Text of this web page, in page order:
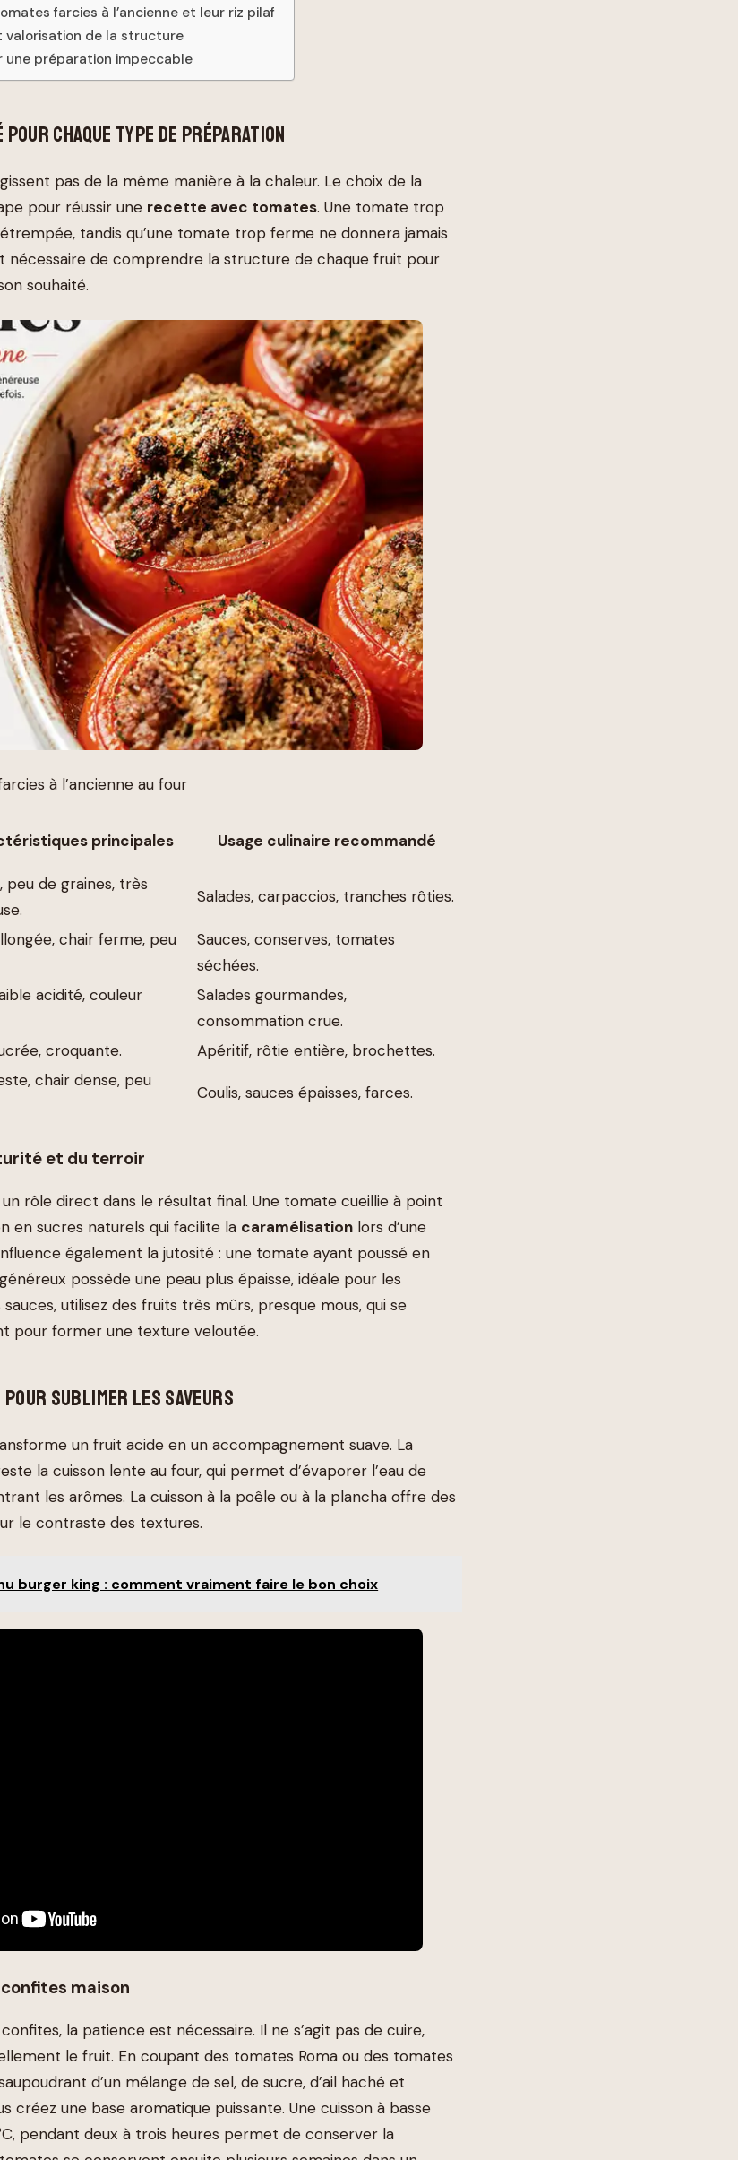
farcies à l’ancienne et leur riz pilaf
valorisation de la structure
une préparation impeccable
CHAQUE TYPE DE PRÉPARATION
pas de la même manière à la chaleur. Le choix de la
pour réussir une recette avec tomates. Une tomate trop
tandis qu’une tomate trop ferme ne donnera jamais
nécessaire de comprendre la structure de chaque fruit pour
souhaité.
à l’ancienne au four
principales Usage culinaire recommandé
peu de graines, très
Salades, carpaccios, tranches rôties.
chair ferme, peu
Sauces, conserves, tomates
séchées.
acidité, couleur
Salades gourmandes,
consommation crue.
croquante.
Apéritif, rôtie entière, brochettes.
chair dense, peu
Coulis, sauces épaisses, farces.
et du terroir
rôle direct dans le résultat final. Une tomate cueillie à point
en sucres naturels qui facilite la caramélisation lors d’une
également la jutosité : une tomate ayant poussé en
possède une peau plus épaisse, idéale pour les
utilisez des fruits très mûrs, presque mous, qui se
pour former une texture veloutée.
SUBLIMER LES SAVEURS
un fruit acide en un accompagnement suave. La
la cuisson lente au four, qui permet d’évaporer l’eau de
les arômes. La cuisson à la poêle ou à la plancha offre des
le contraste des textures.
burger king : comment vraiment faire le bon choix
maison
la patience est nécessaire. Il ne s’agit pas de cuire,
le fruit. En coupant des tomates Roma ou des tomates
d’un mélange de sel, de sucre, d’ail haché et
créez une base aromatique puissante. Une cuisson à basse
pendant deux à trois heures permet de conserver la